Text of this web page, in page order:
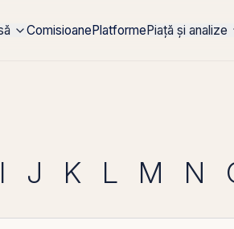
ComisioanePlatformePiață și analize
I J K L M N